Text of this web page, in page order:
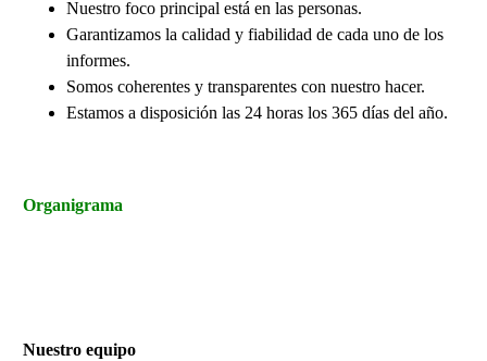
Nuestro foco principal está en las personas.
Garantizamos la calidad y fiabilidad de cada uno de los
informes.
Somos coherentes y transparentes con nuestro hacer.
Estamos a disposición las 24 horas los 365 días del año.
Organigrama
Nuestro equipo